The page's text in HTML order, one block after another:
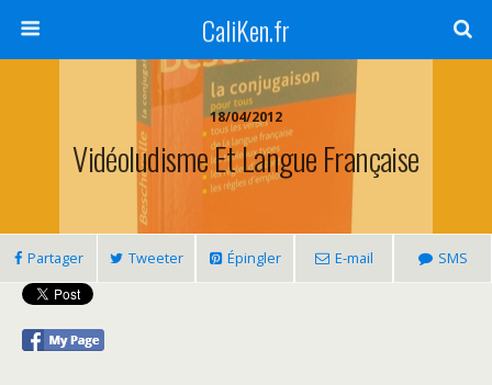
CaliKen.fr
18/04/2012
Vidéoludisme Et Langue Française
Partager Tweeter Épingler E-mail SMS